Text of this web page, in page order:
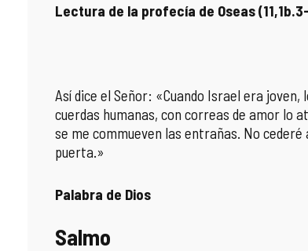
Lectura de la profecía de Oseas
Así dice el Señor: «Cuando Israel era
cuerdas humanas, con correas de amor lo
se me commueven las entrañas. No
puerta.»
Palabra de Dios
Salmo